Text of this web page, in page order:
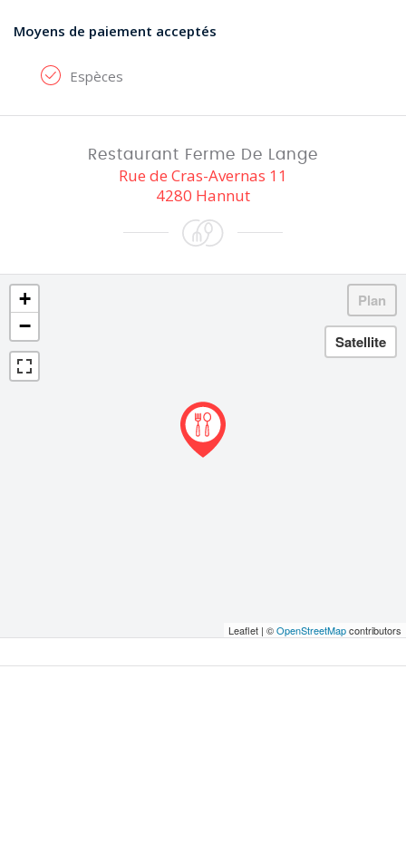
Moyens de paiement acceptés
Espèces
Restaurant Ferme De Lange
Rue de Cras-Avernas 11
4280 Hannut
+
−
Leaflet | ©OpenStreetMapcontributors